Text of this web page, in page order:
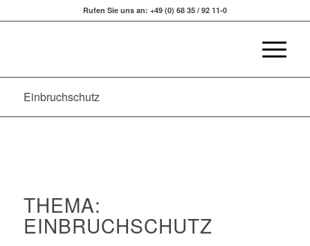
Rufen Sie uns an: +49 (0) 68 35 / 92 11-0
Einbruchschutz
THEMA:
EINBRUCHSCHUTZ